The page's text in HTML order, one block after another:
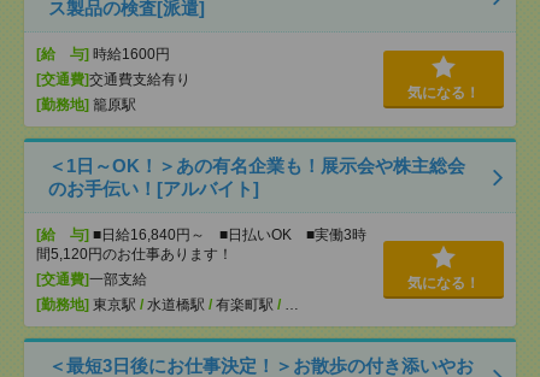
ス製品の検査[派遣]
[給 与] 時給1600円
[交通費]交通費支給有り
[勤務地] 籠原駅
気になる！
＜1日～OK！＞あの有名企業も！展示会や株主総会
のお手伝い！[アルバイト]
[給 与] ■日給16,840円～ ■日払いOK ■実働3時
間5,120円のお仕事あります！
[交通費]一部支給
[勤務地] 東京駅 / 水道橋駅 / 有楽町駅 / …
気になる！
＜最短3日後にお仕事決定！＞お散歩の付き添いやお